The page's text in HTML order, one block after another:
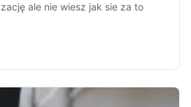
ale nie wiesz jak sie za to